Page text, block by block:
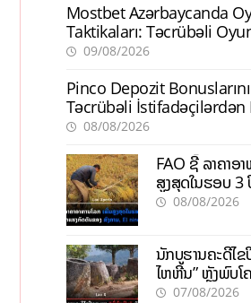
Mostbet Azərbaycanda
Taktikaları: Təcrübəli
İpuçları
09/08/2026
Pinco Depozit
Təcrübəli
08/08/2026
FAO ຊີ້ ລາຄາອ
ສູງສຸດໃນຮອບ 3
ກົດດັນຂອງສົງຄາ
08/08/2026
ນັກບູຮານຄະດີໄ
ໄຫຫີນ” ຫຼັງພົບໂ
ຄົນໃນຫີນຍັກ
07/08/2026